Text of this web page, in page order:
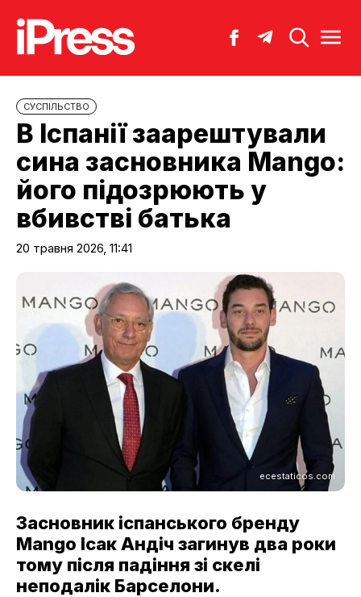
CУСПІЛЬСТВО
В Іспанії заарештували
сина засновника Mango:
його підозрюють у
вбивстві батька
20 травня 2026, 11:41
ecestaticos.com
Засновник іспанського бренду
Mango Ісак Андіч загинув два роки
тому після падіння зі скелі
неподалік Барселони.